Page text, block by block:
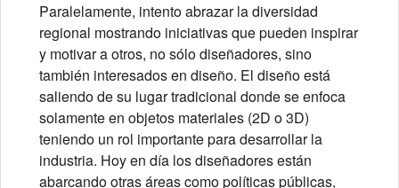
Paralelamente, intento abrazar la diversidad
regional mostrando iniciativas que pueden inspirar
y motivar a otros, no sólo diseñadores, sino
también interesados en diseño. El diseño está
saliendo de su lugar tradicional donde se enfoca
solamente en objetos materiales (2D o 3D)
teniendo un rol importante para desarrollar la
industria. Hoy en día los diseñadores están
abarcando otras áreas como políticas públicas,